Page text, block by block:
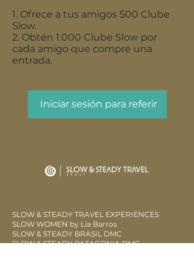
Ofrece a tus amigos 500 Clube
Slow.
Obtén 1.000 Clube Slow por
cada amigo que compre una
entrada.
Iniciar sesión para referir
SLOW & STEADY TRAVEL EXPERIENCES
SLOW WOMEN by Lia Barros
SLOW & STEADY BRASIL DMC
SLOW & STEADY PATAGONIA DMC